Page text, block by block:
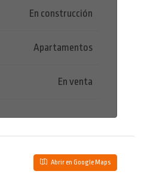
En construcción
Apartamentos
En venta
Abrir en Google Maps